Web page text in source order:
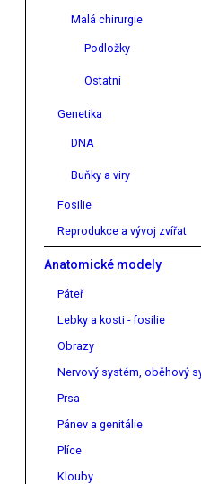
Malá chirurgie
Podložky
Ostatní
Genetika
DNA
Buňky a viry
Fosilie
Reprodukce a vývoj zvířat
Anatomické modely
Páteř
Lebky a kosti - fosilie
Obrazy
Nervový systém, oběhový
Prsa
Pánev a genitálie
Plíce
Klouby